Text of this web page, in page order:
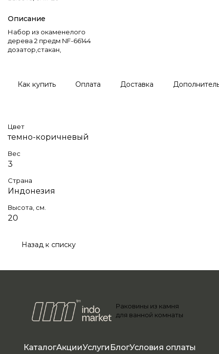
Описание
Набор из окаменелого
дерева 2 предм NF-66144
дозатор,стакан,
Как купить Оплата Доставка
Цвет
темно-коричневый
Вес
3
Страна
Индонезия
Высота, см.
20
Назад к списку
Раковины из камня
для ванной комнаты
КаталогАкцииУслуги БлогУсловия оплаты